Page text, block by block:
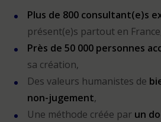
Plus de 800 consultant(e)s
présent(e)s partout en
Près de 50 000 personnes
sa création,
Des valeurs humanistes de
non-jugement,
Une méthode créée par un